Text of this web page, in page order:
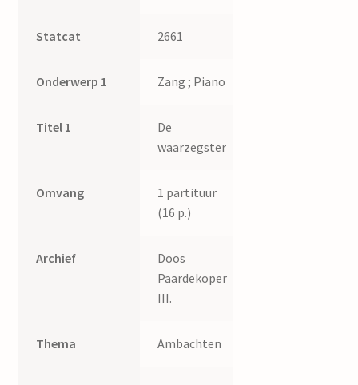
Statcat 2661
Onderwerp 1 Zang ; Piano
Titel 1
De
waarzegster
Omvang
1 partituur
(16 p.)
Archief
Doos
Paardekoper
III.
Thema Ambachten